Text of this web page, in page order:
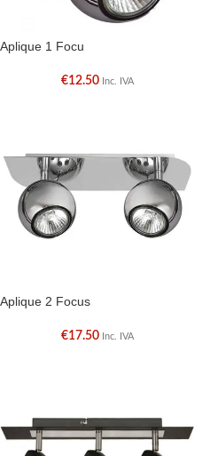
Aplique 1 Focu
€12.50 Inc. IVA
Aplique 2 Focus
€17.50 Inc. IVA